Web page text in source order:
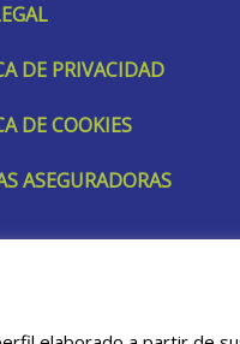
DE PRIVACIDAD
DE COOKIES
ASEGURADORAS